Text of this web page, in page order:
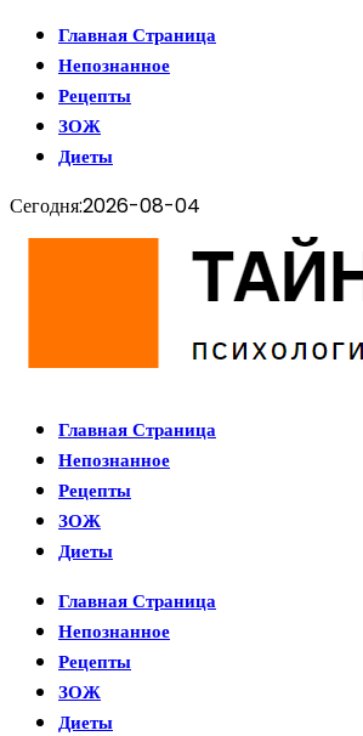
Главная Страница
Непознанное
Рецепты
ЗОЖ
Диеты
Сегодня:2026-08-04
Главная Страница
Непознанное
Рецепты
ЗОЖ
Диеты
Главная Страница
Непознанное
Рецепты
ЗОЖ
Диеты